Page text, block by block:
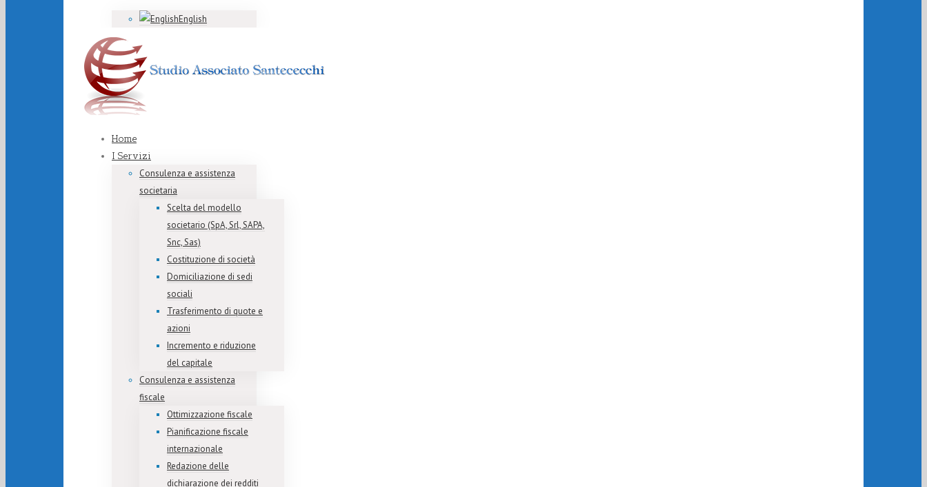
English
Home
I Servizi
Consulenza e assistenza
societaria
Scelta del modello
societario (SpA, Srl, SAPA,
Snc, Sas)
Costituzione di società
Domiciliazione di sedi
sociali
Trasferimento di quote e
azioni
Incremento e riduzione
del capitale
Consulenza e assistenza
fiscale
Ottimizzazione fiscale
Pianificazione fiscale
internazionale
Redazione delle
dichiarazione dei redditi